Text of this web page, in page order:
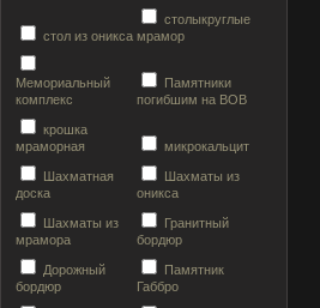
стол из оникса
столыкруглые
мрамор
Мемориальный
комплекс
Памятники
погибшим на ВОВ
крошка
мраморная
микрокальцит
Шахматная
доска
Шахматы из
оникса
Шахматы из
мрамора
Гранитный
бордюр
Дорожный
бордюр
Памятник
Габбро